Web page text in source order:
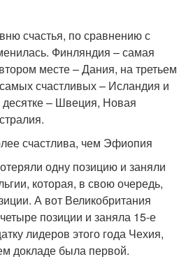
счастья, по сравнению с
Финляндия – самая
месте – Дания, на третьем
счастливых – Исландия и
– Швеция, Новая
счастлива, чем Эфиопия
одну позицию и заняли
которая, в свою очередь,
А вот Великобритания
позиции и заняла 15-е
лидеров этого года Чехия,
докладе была первой.